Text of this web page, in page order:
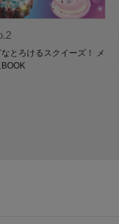
とろけるスクイーズ！ メ